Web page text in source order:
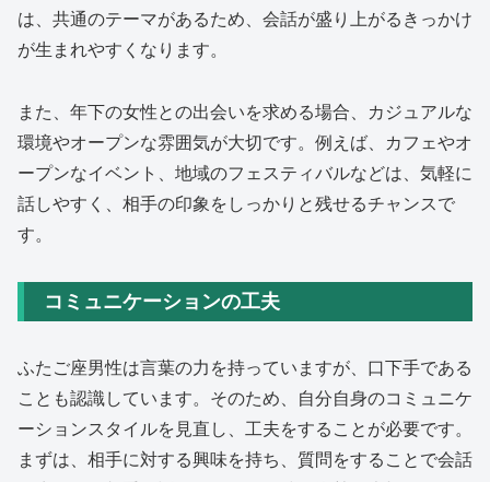
は、共通のテーマがあるため、会話が盛り上がるきっかけ
が生まれやすくなります。
また、年下の女性との出会いを求める場合、カジュアルな
環境やオープンな雰囲気が大切です。例えば、カフェやオ
ープンなイベント、地域のフェスティバルなどは、気軽に
話しやすく、相手の印象をしっかりと残せるチャンスで
す。
コミュニケーションの工夫
ふたご座男性は言葉の力を持っていますが、口下手である
ことも認識しています。そのため、自分自身のコミュニケ
ーションスタイルを見直し、工夫をすることが必要です。
まずは、相手に対する興味を持ち、質問をすることで会話